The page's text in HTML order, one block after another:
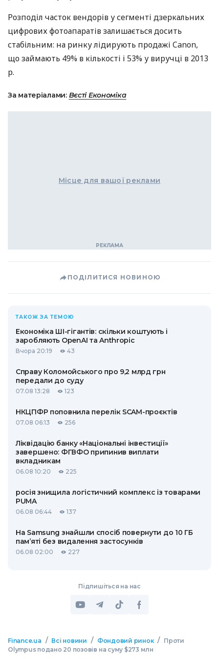
Розподіл часток вендорів у сегменті дзеркальних
цифрових фотоапаратів залишається досить
стабільним: на ринку лідирують продажі Canon,
що займають 49% в кількості і 53% у виручці в 2013
р.
За матеріалами: Вєсті Економіка
Місце для вашої реклами
ПОДІЛИТИСЯ НОВИНОЮ
ТАКОЖ ЗА ТЕМОЮ
Економіка ШІ-гігантів: скільки коштують і
заробляють OpenAI та Anthropic
Вчора 20:19 43
Справу Коломойського про 9,2 млрд грн
передали до суду
07.08 13:28 123
НКЦПФР поповнила перелік SCAM-проєктів
07.08 06:13 256
Ліквідацію банку «Національні інвестиції»
завершено: ФГВФО припинив виплати
вкладникам
06.08 10:20 225
росія знищила логістичний комплекс із товарами
PUMA
06.08 06:44 137
На Samsung знайшли спосіб повернути до 10 ГБ
пам’яті без видалення застосунків
06.08 02:00 227
Підпишіться на нас
Finance.ua / Всі новини / Фондовий ринок / Проти
Olympus подано 20 позовів на суму $273 млн